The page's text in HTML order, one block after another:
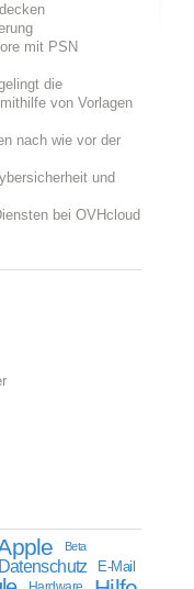
mit PSN
die
von Vorlagen
nach wie vor der
und
bei OVHcloud
Beta
Datenschutz E-Mail
Hardware